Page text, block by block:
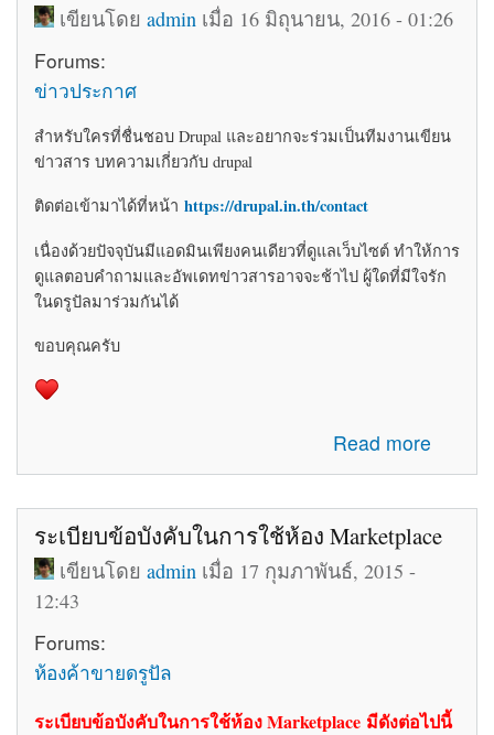
เขียนโดยadmin เมื่อ 16 มิถุนายน, 2016 - 01:26
Forums:
ข่าวประกาศ
สำหรับใครที่ชื่นชอบ Drupal และอยากจะร่วมเป็นทีมงานเขียน
ข่าวสาร บทความเกี่ยวกับ drupal
ติดต่อเข้ามาได้ที่หน้า https://drupal.in.th/contact
เนื่องด้วยปัจจุบันมีแอดมินเพียงคนเดียวที่ดูแลเว็บไซต์ ทำให้การ
ดูแลตอบคำถามและอัพเดทข่าวสารอาจจะช้าไป ผู้ใดที่มีใจรัก
ในดรูปัลมาร่วมกันได้
ขอบคุณครับ
Read more
about รับสมัครทีมงานอัพเดทข่าวสารเกี่ยวกับ Drupal ใน
ประเทศไทย
ระเบียบข้อบังคับในการใช้ห้อง Marketplace
เขียนโดยadmin เมื่อ 17 กุมภาพันธ์, 2015 -
12:43
Forums:
ห้องค้าขายดรูปัล
ระเบียบข้อบังคับในการใช้ห้อง Marketplace มีดังต่อไปนี้